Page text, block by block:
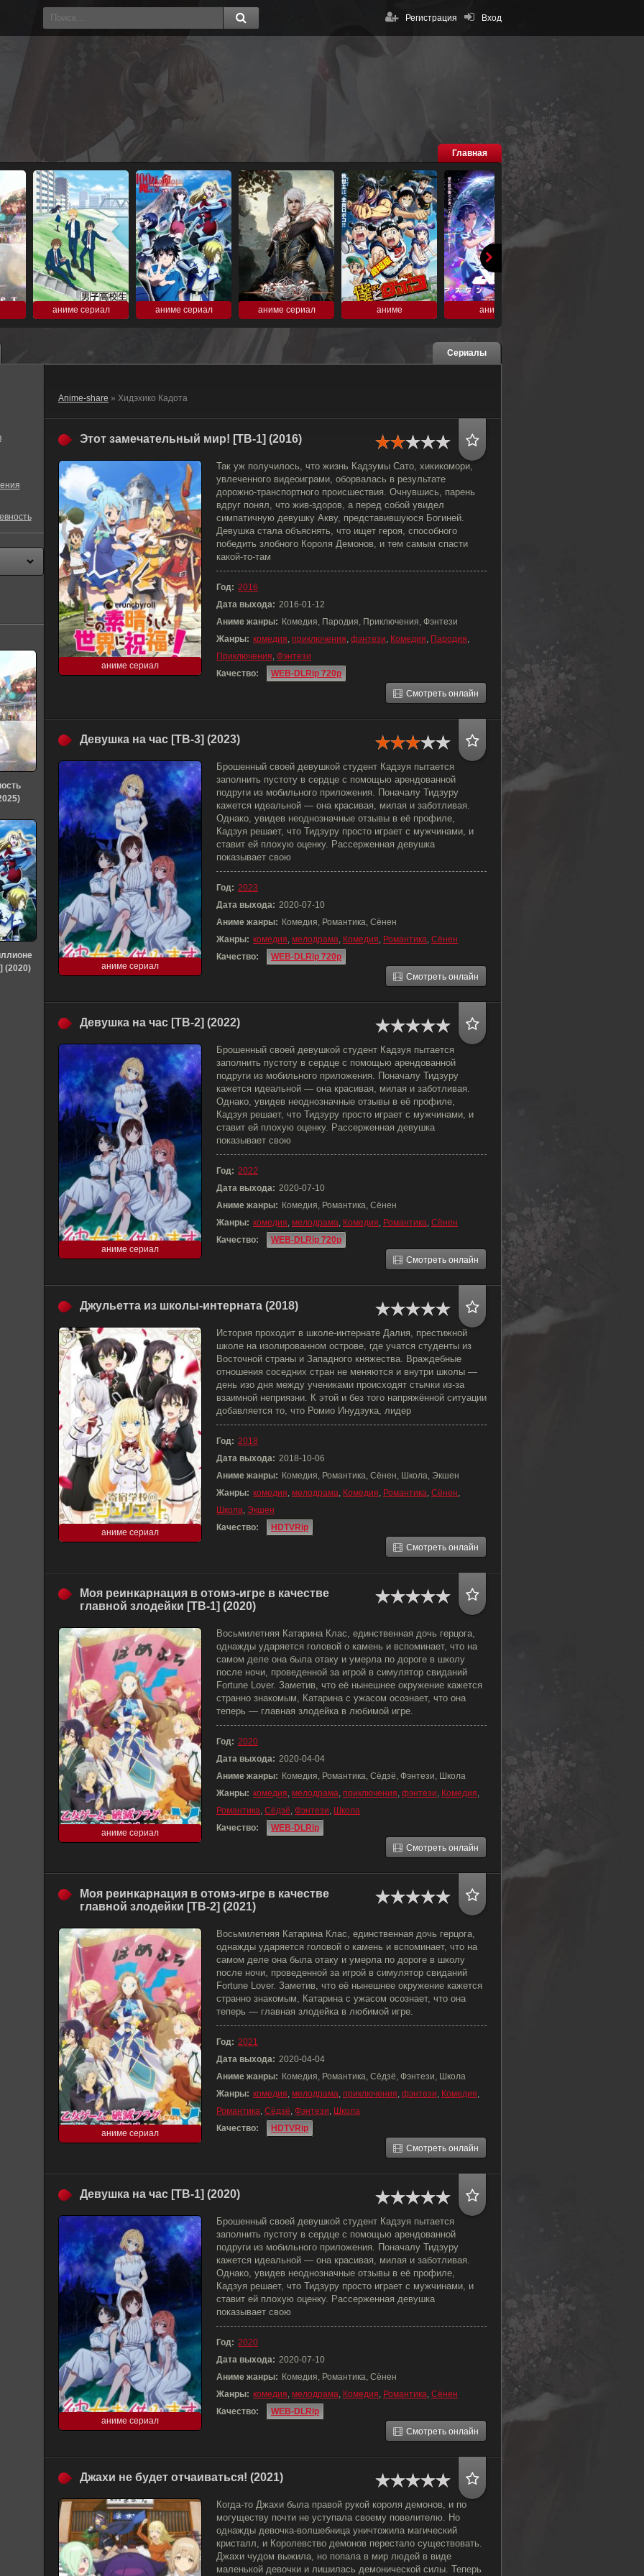
Вход
Регистрация
Главная
аниме сериал аниме сериал аниме сериал аниме аниме
Сериалы
Anime-share » Хидэхико Кадота
Этот замечательный мир! [ТВ-1] (2016)
аниме сериал
Так уж получилось, что жизнь Кадзумы Сато, хикикомори,
увлеченного видеоиграми, оборвалась в результате
дорожно-транспортного происшествия. Очнувшись, парень
вдруг понял, что жив-здоров, а перед собой увидел
симпатичную девушку Акву, представившуюся Богиней.
Девушка стала объяснять, что ищет героя, способного
победить злобного Короля Демонов, и тем самым спасти
какой-то-там
Год: 2016
Дата выхода: 2016-01-12
Аниме жанры: Комедия, Пародия, Приключения, Фэнтези
Жанры: комедия, приключения, фэнтези, Комедия, Пародия,
Приключения, Фэнтези
Качество:
WEB-DLRip 720p
Смотреть онлайн
Девушка на час [ТВ-3] (2023)
аниме сериал
Брошенный своей девушкой студент Кадзуя пытается
заполнить пустоту в сердце с помощью арендованной
подруги из мобильного приложения. Поначалу Тидзуру
кажется идеальной — она красивая, милая и заботливая.
Однако, увидев неоднозначные отзывы в её профиле,
Кадзуя решает, что Тидзуру просто играет с мужчинами, и
ставит ей плохую оценку. Рассерженная девушка
показывает свою
Год: 2023
Дата выхода: 2020-07-10
Аниме жанры: Комедия, Романтика, Сёнен
Жанры: комедия, мелодрама, Комедия, Романтика, Сёнен
Качество:
WEB-DLRip 720p
Смотреть онлайн
Девушка на час [ТВ-2] (2022)
аниме сериал
Брошенный своей девушкой студент Кадзуя пытается
заполнить пустоту в сердце с помощью арендованной
подруги из мобильного приложения. Поначалу Тидзуру
кажется идеальной — она красивая, милая и заботливая.
Однако, увидев неоднозначные отзывы в её профиле,
Кадзуя решает, что Тидзуру просто играет с мужчинами, и
ставит ей плохую оценку. Рассерженная девушка
показывает свою
Год: 2022
Дата выхода: 2020-07-10
Аниме жанры: Комедия, Романтика, Сёнен
Жанры: комедия, мелодрама, Комедия, Романтика, Сёнен
Качество:
WEB-DLRip 720p
Смотреть онлайн
Джульетта из школы-интерната (2018)
аниме сериал
История проходит в школе-интернате Далия, престижной
школе на изолированном острове, где учатся студенты из
Восточной страны и Западного княжества. Враждебные
отношения соседних стран не меняются и внутри школы —
день изо дня между учениками происходят стычки из-за
взаимной неприязни. К этой и без того напряжённой ситуации
добавляется то, что Ромио Инудзука, лидер
Год: 2018
Дата выхода: 2018-10-06
Аниме жанры: Комедия, Романтика, Сёнен, Школа, Экшен
Жанры: комедия, мелодрама, Комедия, Романтика, Сёнен,
Школа, Экшен
Качество:
HDTVRip
Смотреть онлайн
Моя реинкарнация в отомэ-игре в качестве
главной злодейки [ТВ-1] (2020)
аниме сериал
Восьмилетняя Катарина Клас, единственная дочь герцога,
однажды ударяется головой о камень и вспоминает, что на
самом деле она была отаку и умерла по дороге в школу
после ночи, проведенной за игрой в симулятор свиданий
Fortune Lover. Заметив, что её нынешнее окружение кажется
странно знакомым, Катарина с ужасом осознает, что она
теперь — главная злодейка в любимой игре.
Год: 2020
Дата выхода: 2020-04-04
Аниме жанры: Комедия, Романтика, Сёдзё, Фэнтези, Школа
Жанры: комедия, мелодрама, приключения, фэнтези, Комедия,
Романтика, Сёдзё, Фэнтези, Школа
Качество:
WEB-DLRip
Смотреть онлайн
Моя реинкарнация в отомэ-игре в качестве
главной злодейки [ТВ-2] (2021)
аниме сериал
Восьмилетняя Катарина Клас, единственная дочь герцога,
однажды ударяется головой о камень и вспоминает, что на
самом деле она была отаку и умерла по дороге в школу
после ночи, проведенной за игрой в симулятор свиданий
Fortune Lover. Заметив, что её нынешнее окружение кажется
странно знакомым, Катарина с ужасом осознает, что она
теперь — главная злодейка в любимой игре.
Год: 2021
Дата выхода: 2020-04-04
Аниме жанры: Комедия, Романтика, Сёдзё, Фэнтези, Школа
Жанры: комедия, мелодрама, приключения, фэнтези, Комедия,
Романтика, Сёдзё, Фэнтези, Школа
Качество:
HDTVRip
Смотреть онлайн
Девушка на час [ТВ-1] (2020)
аниме сериал
Брошенный своей девушкой студент Кадзуя пытается
заполнить пустоту в сердце с помощью арендованной
подруги из мобильного приложения. Поначалу Тидзуру
кажется идеальной — она красивая, милая и заботливая.
Однако, увидев неоднозначные отзывы в её профиле,
Кадзуя решает, что Тидзуру просто играет с мужчинами, и
ставит ей плохую оценку. Рассерженная девушка
показывает свою
Год: 2020
Дата выхода: 2020-07-10
Аниме жанры: Комедия, Романтика, Сёнен
Жанры: комедия, мелодрама, Комедия, Романтика, Сёнен
Качество:
WEB-DLRip
Смотреть онлайн
Джахи не будет отчаиваться! (2021)
Когда-то Джахи была правой рукой короля демонов, и по
могуществу почти не уступала своему повелителю. Но
однажды девочка-волшебница уничтожила магический
кристалл, и Королевство демонов перестало существовать.
Джахи чудом выжила, но попала в мир людей в виде
маленькой девочки и лишилась демонической силы. Теперь
(2020)